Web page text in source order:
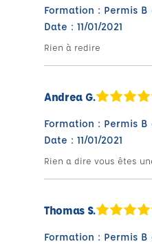
Formation : Permis
Date : 11/01/2021
Rien à redire
Andrea G.
Formation : Permis
Date : 11/01/2021
Rien a dire vous êtes
Thomas S.
Formation : Permis